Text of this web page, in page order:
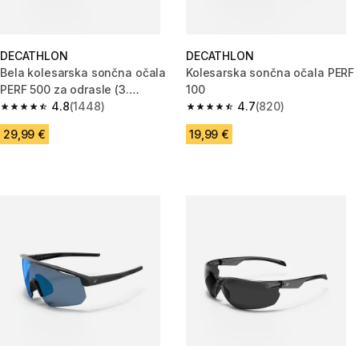
DECATHLON
Bela kolesarska sončna očala
PERF 500 za odrasle (3.
kategorija)4.8
4.8 od 5 zvezdic from 1448 ocene
(1448)
29,99 €
DECATHLON
Kolesarska sončna očala PERF
100
4.7
4.7 od 5 zvezdic from 820
(820)
19,99 €